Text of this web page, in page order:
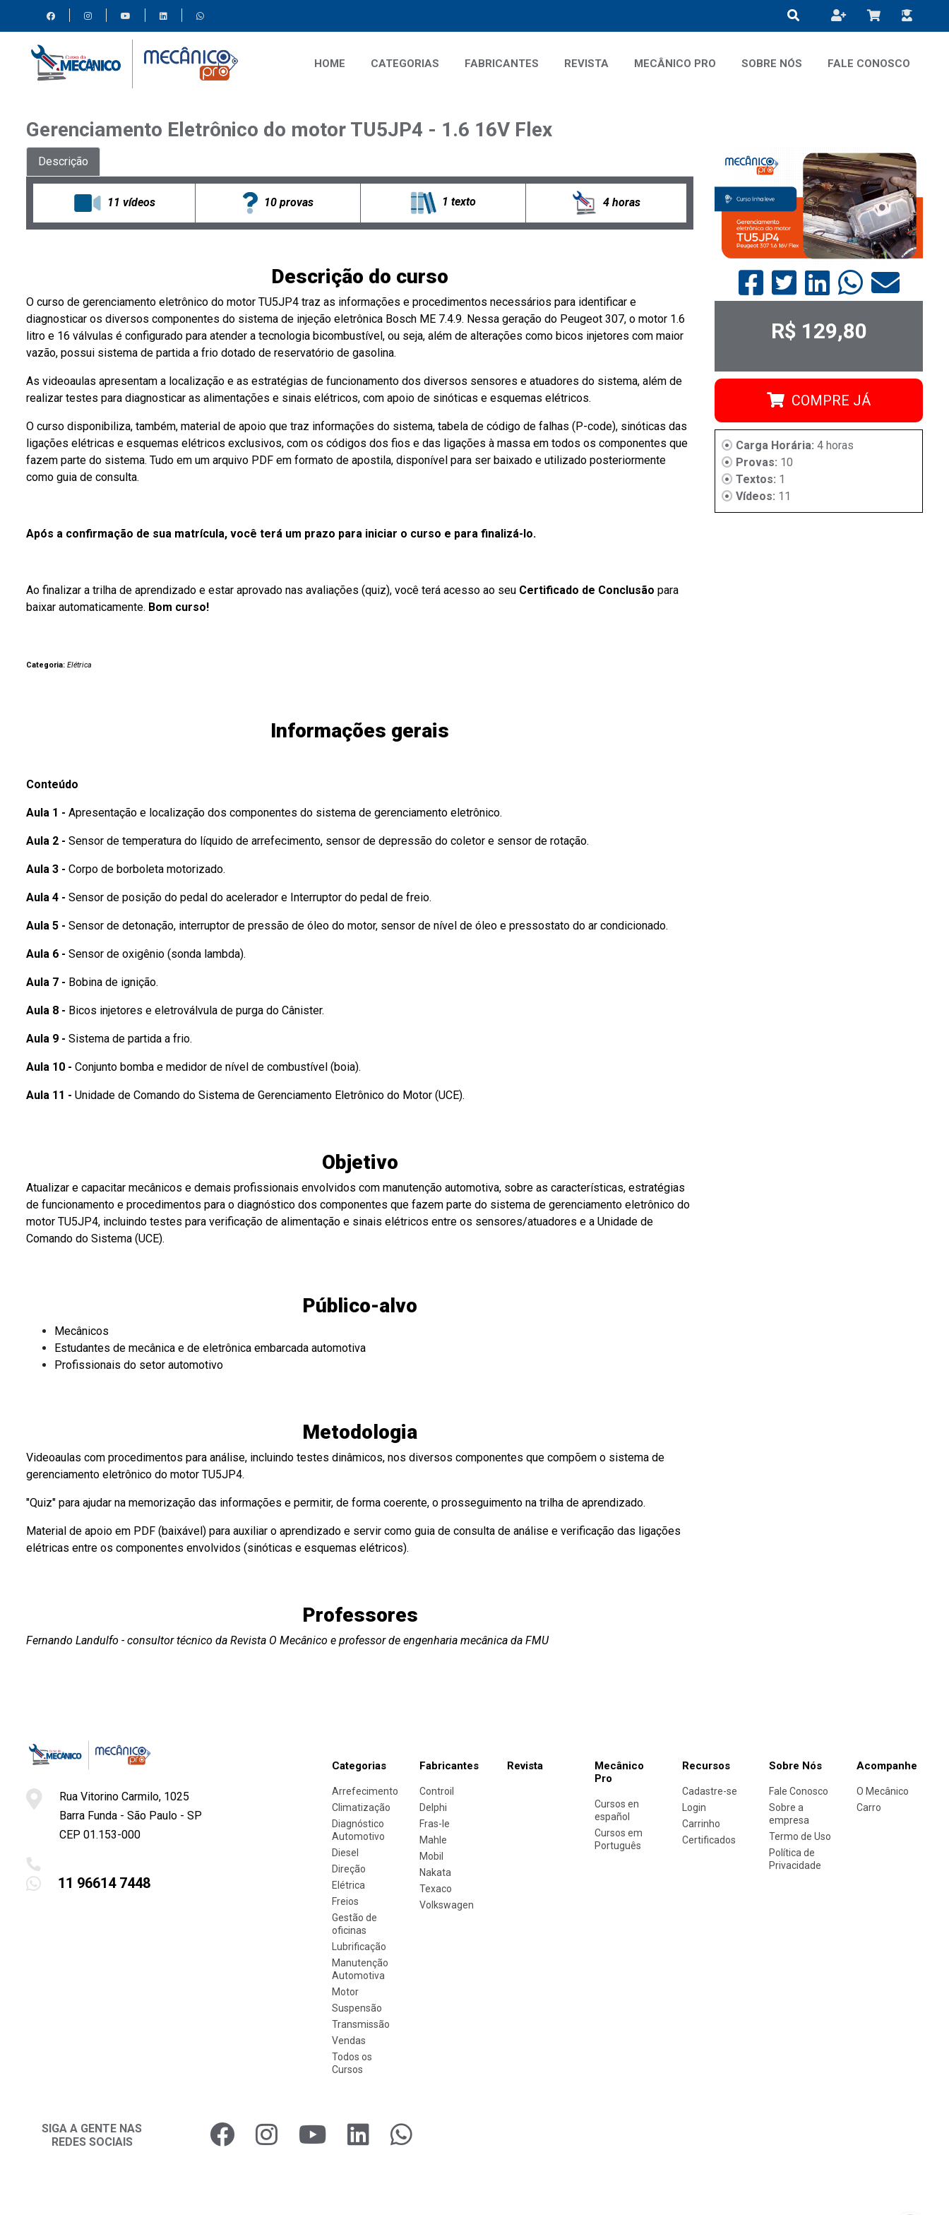
HOME CATEGORIAS FABRICANTES REVISTA MECÂNICO PRO SOBRE NÓS FALE CONOSCO
Gerenciamento Eletrônico do motor TU5JP4 - 1.6 16V Flex
Descrição
11 vídeos 10 provas 1 texto 4 horas
Descrição do curso
O curso de gerenciamento eletrônico do motor TU5JP4 traz as informações e procedimentos necessários para identificar e
diagnosticar os diversos componentes do sistema de injeção eletrônica Bosch ME 7.4.9. Nessa geração do Peugeot 307, o motor 1.6
litro e 16 válvulas é configurado para atender a tecnologia bicombustível, ou seja, além de alterações como bicos injetores com maior
vazão, possui sistema de partida a frio dotado de reservatório de gasolina.
As videoaulas apresentam a localização e as estratégias de funcionamento dos diversos sensores e atuadores do sistema, além de
realizar testes para diagnosticar as alimentações e sinais elétricos, com apoio de sinóticas e esquemas elétricos.
O curso disponibiliza, também, material de apoio que traz informações do sistema, tabela de código de falhas (P-code), sinóticas das
ligações elétricas e esquemas elétricos exclusivos, com os códigos dos fios e das ligações à massa em todos os componentes que
fazem parte do sistema. Tudo em um arquivo PDF em formato de apostila, disponível para ser baixado e utilizado posteriormente
como guia de consulta.
Após a confirmação de sua matrícula, você terá um prazo para iniciar o curso e para finalizá-lo.
Ao finalizar a trilha de aprendizado e estar aprovado nas avaliações (quiz), você terá acesso ao seu Certificado de Conclusão para
baixar automaticamente. Bom curso!
Categoria: Elétrica
Informações gerais
Conteúdo
Aula 1 - Apresentação e localização dos componentes do sistema de gerenciamento eletrônico.
Aula 2 - Sensor de temperatura do líquido de arrefecimento, sensor de depressão do coletor e sensor de rotação.
Aula 3 - Corpo de borboleta motorizado.
Aula 4 - Sensor de posição do pedal do acelerador e Interruptor do pedal de freio.
Aula 5 - Sensor de detonação, interruptor de pressão de óleo do motor, sensor de nível de óleo e pressostato do ar condicionado.
Aula 6 - Sensor de oxigênio (sonda lambda).
Aula 7 - Bobina de ignição.
Aula 8 - Bicos injetores e eletroválvula de purga do Cânister.
Aula 9 - Sistema de partida a frio.
Aula 10 - Conjunto bomba e medidor de nível de combustível (boia).
Aula 11 - Unidade de Comando do Sistema de Gerenciamento Eletrônico do Motor (UCE).
Objetivo
Atualizar e capacitar mecânicos e demais profissionais envolvidos com manutenção automotiva, sobre as características, estratégias
de funcionamento e procedimentos para o diagnóstico dos componentes que fazem parte do sistema de gerenciamento eletrônico do
motor TU5JP4, incluindo testes para verificação de alimentação e sinais elétricos entre os sensores/atuadores e a Unidade de
Comando do Sistema (UCE).
Público-alvo
Mecânicos
Estudantes de mecânica e de eletrônica embarcada automotiva
Profissionais do setor automotivo
Metodologia
Videoaulas com procedimentos para análise, incluindo testes dinâmicos, nos diversos componentes que compõem o sistema de
gerenciamento eletrônico do motor TU5JP4.
"Quiz" para ajudar na memorização das informações e permitir, de forma coerente, o prosseguimento na trilha de aprendizado.
Material de apoio em PDF (baixável) para auxiliar o aprendizado e servir como guia de consulta de análise e verificação das ligações
elétricas entre os componentes envolvidos (sinóticas e esquemas elétricos).
Professores
Fernando Landulfo - consultor técnico da Revista O Mecânico e professor de engenharia mecânica da FMU
R$ 129,80
COMPRE JÁ
Carga Horária: 4 horas
Provas: 10
Textos: 1
Vídeos: 11
Rua Vitorino Carmilo, 1025
Barra Funda - São Paulo - SP
CEP 01.153-000
11 96614 7448
Categorias
Arrefecimento
Climatização
Diagnóstico
Automotivo
Diesel
Direção
Elétrica
Freios
Gestão de
oficinas
Lubrificação
Manutenção
Automotiva
Motor
Suspensão
Transmissão
Vendas
Todos os
Cursos
Fabricantes
Controil
Delphi
Fras-le
Mahle
Mobil
Nakata
Texaco
Volkswagen
Revista
Mecânico
Pro
Cursos en
español
Cursos em
Português
Recursos
Cadastre-se
Login
Carrinho
Certificados
Sobre Nós
Fale Conosco
Sobre a
empresa
Termo de Uso
Política de
Privacidade
Acompanhe
O Mecânico
Carro
SIGA A GENTE NAS
REDES SOCIAIS